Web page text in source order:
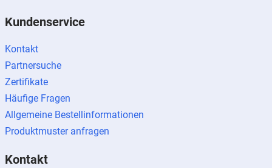
Kundenservice
Kontakt
Partnersuche
Zertifikate
Häufige Fragen
Allgemeine Bestellinformationen
Produktmuster anfragen
Kontakt